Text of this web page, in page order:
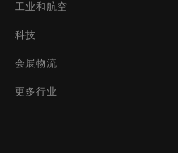
工业和航空
科技
会展物流
更多行业